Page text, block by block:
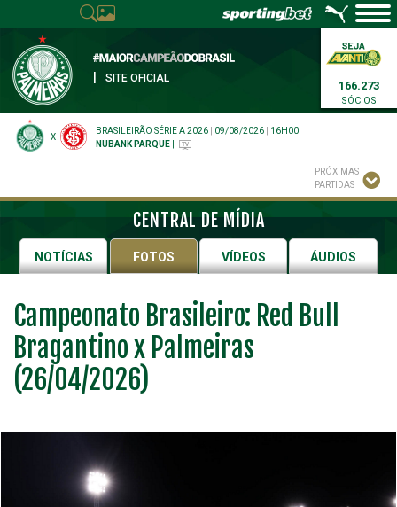
SITE OFICIAL
166.273
SÓCIOS
X
BRASILEIRÃO SÉRIE A 2026 09/08/2026
16H00
NUBANK PARQUE
PRÓXIMAS
PARTIDAS
CENTRAL DE MÍDIA
NOTÍCIAS FOTOS VÍDEOS ÁUDIOS
Campeonato Brasileiro: Red Bull
Bragantino x Palmeiras
(26/04/2026)